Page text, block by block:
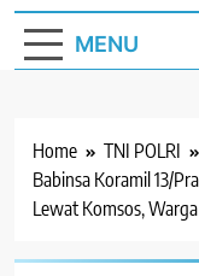
MENU
Home
TNI POLRI
Babinsa Koramil 13/
Lewat Komsos,